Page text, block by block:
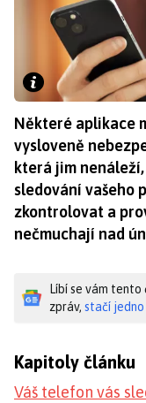
Některé aplikace
vysloveně
která jim
sledování vašeho
zkontrolovat a
nečmuchají nad
Líbí se vám
zpráv, stačí
Kapitoly článku
Váš telefon vás